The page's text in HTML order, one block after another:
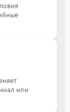
или